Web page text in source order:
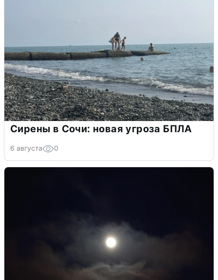
Сирены в Сочи: новая угроза БПЛА
6 августа 0